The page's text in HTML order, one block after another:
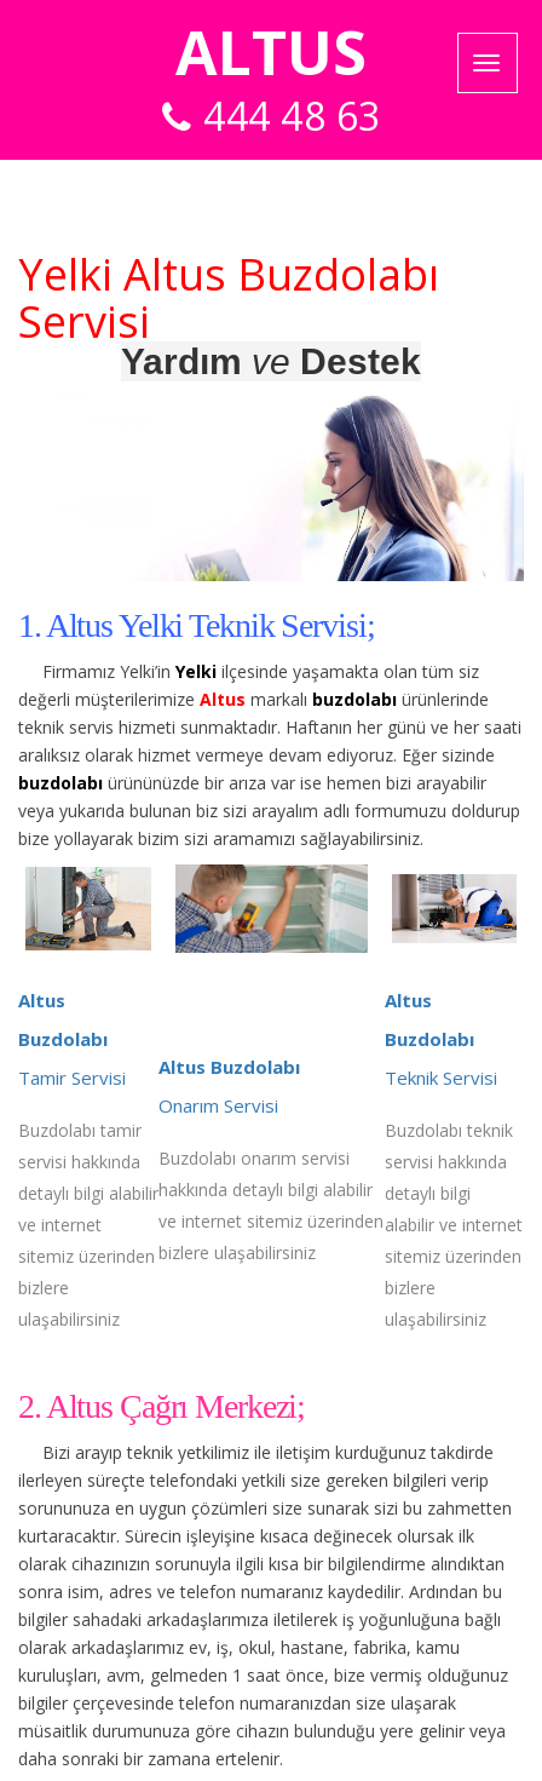
ALTUS
444 48 63
Yelki Altus Buzdolabı
Servisi
Yardım ve Destek
1. Altus Yelki Teknik Servisi;
Firmamız Yelki’in Yelki ilçesinde yaşamakta olan tüm siz
değerli müşterilerimize Altus markalı buzdolabı ürünlerinde
teknik servis hizmeti sunmaktadır. Haftanın her günü ve her saati
aralıksız olarak hizmet vermeye devam ediyoruz. Eğer sizinde
buzdolabı ürününüzde bir arıza var ise hemen bizi arayabilir
veya yukarıda bulunan biz sizi arayalım adlı formumuzu doldurup
bize yollayarak bizim sizi aramamızı sağlayabilirsiniz.
Altus
Buzdolabı
Tamir Servisi
Buzdolabı tamir
servisi hakkında
detaylı bilgi alabilir
ve internet
sitemiz üzerinden
bizlere
ulaşabilirsiniz
Altus Buzdolabı
Onarım Servisi
Buzdolabı onarım servisi
hakkında detaylı bilgi alabilir
ve internet sitemiz üzerinden
bizlere ulaşabilirsiniz
Altus
Buzdolabı
Teknik Servisi
Buzdolabı teknik
servisi hakkında
detaylı bilgi
alabilir ve internet
sitemiz üzerinden
bizlere
ulaşabilirsiniz
2. Altus Çağrı Merkezi;
Bizi arayıp teknik yetkilimiz ile iletişim kurduğunuz takdirde
ilerleyen süreçte telefondaki yetkili size gereken bilgileri verip
sorununuza en uygun çözümleri size sunarak sizi bu zahmetten
kurtaracaktır. Sürecin işleyişine kısaca değinecek olursak ilk
olarak cihazınızın sorunuyla ilgili kısa bir bilgilendirme alındıktan
sonra isim, adres ve telefon numaranız kaydedilir. Ardından bu
bilgiler sahadaki arkadaşlarımıza iletilerek iş yoğunluğuna bağlı
olarak arkadaşlarımız ev, iş, okul, hastane, fabrika, kamu
kuruluşları, avm, gelmeden 1 saat önce, bize vermiş olduğunuz
bilgiler çerçevesinde telefon numaranızdan size ulaşarak
müsaitlik durumunuza göre cihazın bulunduğu yere gelinir veya
daha sonraki bir zamana ertelenir.